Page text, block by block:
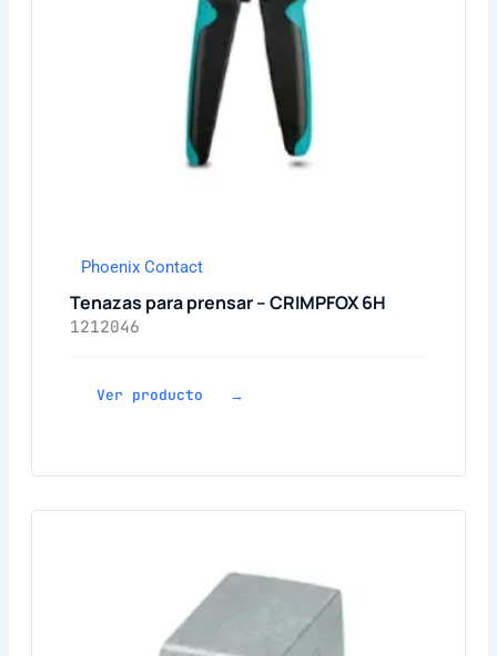
Phoenix Contact
Tenazas para prensar – CRIMPFOX 6H
1212046
Ver producto →